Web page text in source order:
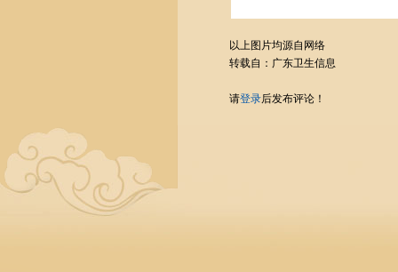
以上图片均源自网络
转载自：广东卫生信息
请登录后发布评论！